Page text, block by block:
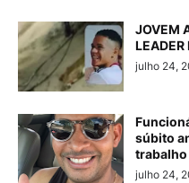
JOVEM
LEADER
julho 24,
súbito
trabalho
julho 24,